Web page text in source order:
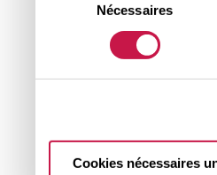
publicité et
consentement
Nécessaires
Cookies nécessaires